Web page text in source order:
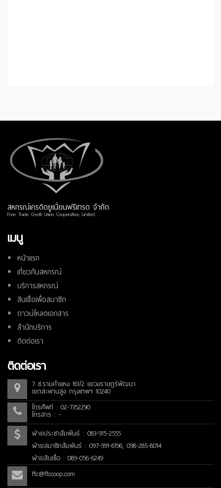
สหกรณ์เครดิตยูเนี่ยนฟรีเทรด จำกัด
Free Trade Credit Union Cooperative, Limited
เมนู
หน้าแรก
เกี่ยวกับสหกรณ์
บริการสหกรณ์
สินเชื่อเพื่อสมาชิก
ดาวน์โหลดเอกสาร
สำนักบริการ
ติดต่อเรา
ติดต่อเรา
7 ซ.รามคำแหง 161/2 แขวงราษฎร์พัฒนา
เขตสะพานสูง กรุงเทพฯ 10240
โทรศัพท์ : 02-7352290
โทรสาร : -
ฝ่ายประชาสัมพันธ์ : 083-915-2555
ฝ่ายสมาชิกสัมพันธ์ : 097-991-6196, 098-285-8014
ฝ่ายสินเชื่อ : 089-056-6249
ftc@ftccoop.com